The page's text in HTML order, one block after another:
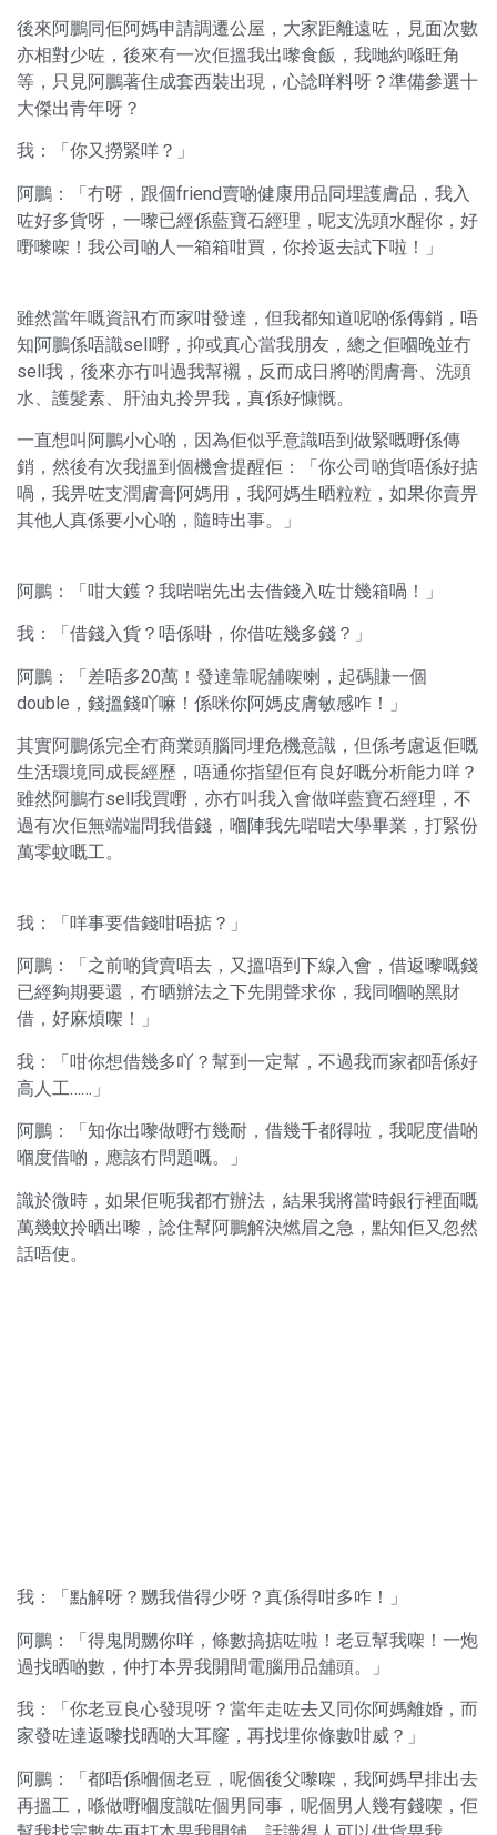
後來阿鵬同佢阿媽申請調遷公屋，大家距離遠咗，見面次數
亦相對少咗，後來有一次佢搵我出嚟食飯，我哋約喺旺角
等，只見阿鵬著住成套西裝出現，心諗咩料呀？準備參選十
大傑出青年呀？
我：「你又撈緊咩？」
阿鵬：「冇呀，跟個friend賣啲健康用品同埋護膚品，我入
咗好多貨呀，一嚟已經係藍寶石經理，呢支洗頭水醒你，好
嘢嚟㗎！我公司啲人一箱箱咁買，你拎返去試下啦！」
雖然當年嘅資訊冇而家咁發達，但我都知道呢啲係傳銷，唔
知阿鵬係唔識sell嘢，抑或真心當我朋友，總之佢嗰晚並冇
sell我，後來亦冇叫過我幫襯，反而成日將啲潤膚膏、洗頭
水、護髮素、肝油丸拎畀我，真係好慷慨。
一直想叫阿鵬小心啲，因為佢似乎意識唔到做緊嘅嘢係傳
銷，然後有次我搵到個機會提醒佢：「你公司啲貨唔係好掂
喎，我畀咗支潤膚膏阿媽用，我阿媽生晒粒粒，如果你賣畀
其他人真係要小心啲，隨時出事。」
阿鵬：「咁大鑊？我啱啱先出去借錢入咗廿幾箱喎！」
我：「借錢入貨？唔係啩，你借咗幾多錢？」
阿鵬：「差唔多20萬！發達靠呢舖㗎喇，起碼賺一個
double，錢搵錢吖嘛！係咪你阿媽皮膚敏感咋！」
其實阿鵬係完全冇商業頭腦同埋危機意識，但係考慮返佢嘅
生活環境同成長經歷，唔通你指望佢有良好嘅分析能力咩？
雖然阿鵬冇sell我買嘢，亦冇叫我入會做咩藍寶石經理，不
過有次佢無端端問我借錢，嗰陣我先啱啱大學畢業，打緊份
萬零蚊嘅工。
我：「咩事要借錢咁唔掂？」
阿鵬：「之前啲貨賣唔去，又搵唔到下線入會，借返嚟嘅錢
已經夠期要還，冇晒辦法之下先開聲求你，我同嗰啲黑財
借，好麻煩㗎！」
我：「咁你想借幾多吖？幫到一定幫，不過我而家都唔係好
高人工……」
阿鵬：「知你出嚟做嘢冇幾耐，借幾千都得啦，我呢度借啲
嗰度借啲，應該冇問題嘅。」
識於微時，如果佢呃我都冇辦法，結果我將當時銀行裡面嘅
萬幾蚊拎晒出嚟，諗住幫阿鵬解決燃眉之急，點知佢又忽然
話唔使。
我：「點解呀？嬲我借得少呀？真係得咁多咋！」
阿鵬：「得鬼閒嬲你咩，條數搞掂咗啦！老豆幫我㗎！一炮
過找晒啲數，仲打本畀我開間電腦用品舖頭。」
我：「你老豆良心發現呀？當年走咗去又同你阿媽離婚，而
家發咗達返嚟找晒啲大耳窿，再找埋你條數咁威？」
阿鵬：「都唔係嗰個老豆，呢個後父嚟㗎，我阿媽早排出去
再搵工，喺做嘢嗰度識咗個男同事，呢個男人幾有錢㗎，佢